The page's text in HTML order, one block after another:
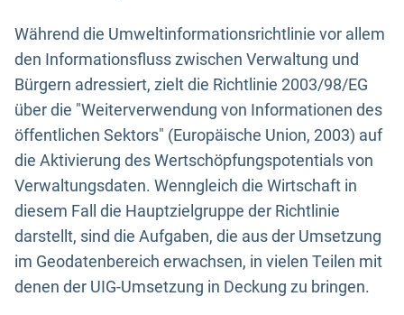
Während die Umweltinformationsrichtlinie vor allem
den Informationsfluss zwischen Verwaltung und
Bürgern adressiert, zielt die Richtlinie 2003/98/EG
über die "Weiterverwendung von Informationen des
öffentlichen Sektors" (Europäische Union, 2003) auf
die Aktivierung des Wertschöpfungspotentials von
Verwaltungsdaten. Wenngleich die Wirtschaft in
diesem Fall die Hauptzielgruppe der Richtlinie
darstellt, sind die Aufgaben, die aus der Umsetzung
im Geodatenbereich erwachsen, in vielen Teilen mit
denen der UIG-Umsetzung in Deckung zu bringen.